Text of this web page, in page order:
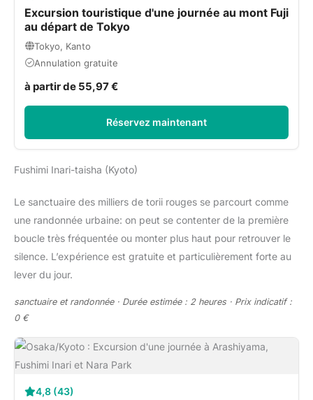
Excursion touristique d'une journée au mont Fuji
au départ de Tokyo
Tokyo, Kanto
Annulation gratuite
à partir de 55,97 €
Réservez maintenant
Fushimi Inari-taisha (Kyoto)
Le sanctuaire des milliers de torii rouges se parcourt comme
une randonnée urbaine: on peut se contenter de la première
boucle très fréquentée ou monter plus haut pour retrouver le
silence. L’expérience est gratuite et particulièrement forte au
lever du jour.
sanctuaire et randonnée · Durée estimée : 2 heures · Prix indicatif :
0 €
4,8 (43)